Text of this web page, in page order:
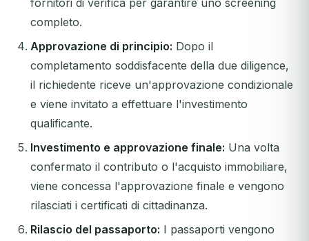
fornitori di verifica per garantire uno screening
completo.
Approvazione di principio: Dopo il
completamento soddisfacente della due diligence,
il richiedente riceve un'approvazione condizionale
e viene invitato a effettuare l'investimento
qualificante.
Investimento e approvazione finale: Una volta
confermato il contributo o l'acquisto immobiliare,
viene concessa l'approvazione finale e vengono
rilasciati i certificati di cittadinanza.
Rilascio del passaporto: I passaporti vengono